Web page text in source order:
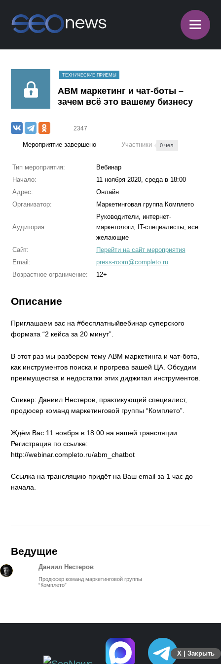
≡
ТЕХНИЧЕСКИЕ ПРИЕМЫ
ABM маркетинг и чат-боты –
зачем всё это вашему бизнесу
2347
Мероприятие завершено Участники 0 чел.
Тип мероприятия:
Вебинар
Начало:
11 ноября 2020, среда в 18:00
Адрес:
Онлайн
Организатор:
Маркетинговая группа Комплето
Аудитория:
Руководители, интернет-
маркетологи, IT-специалисты, все
желающие
Сайт:
Перейти на сайт мероприятия
Email:
press-room@completo.ru
Возрастное ограничение:
12+
Описание
Приглашаем вас на #бесплатныйвебинар суперского
формата “2 кейса за 20 минут”.
В этот раз мы разберем тему ABM маркетинга и чат-бота,
как инструментов поиска и прогрева вашей ЦА. Обсудим
преимущества и недостатки этих диджитал инструментов.
Спикер: Даниил Нестеров, практикующий специалист,
продюсер команд маркетинговой группы “Комплето”.
Ждём Вас 11 ноября в 18:00 на нашей трансляции.
Регистрация по ссылке:
http://webinar.completo.ru/abm_chatbot
Ссылка на трансляцию придёт на Ваш email за 1 час до
начала.
Ведущие
Даниил Нестеров
Продюсер команд маркетинговой группы
“Комплето”
X | Закрыть